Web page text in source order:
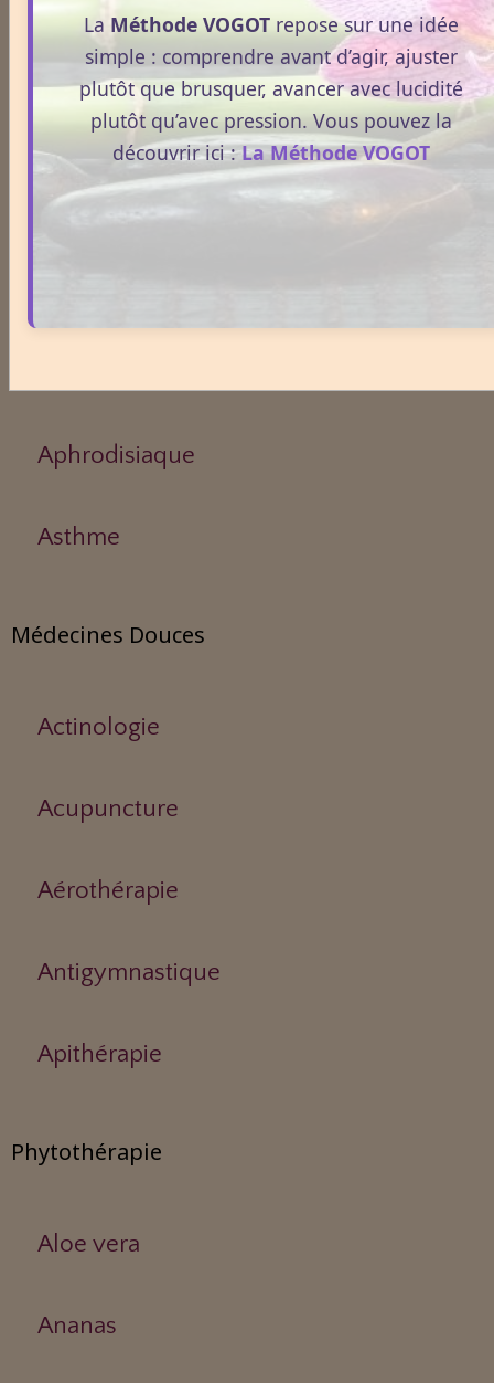
Médecines Holistiques
Plantes / affections
Acouphènes
Aphrodisiaque
Asthme
Médecines Douces
Actinologie
Acupuncture
Aérothérapie
Antigymnastique
Apithérapie
Phytothérapie
Aloe vera
Ananas
La Méthode VOGOTrepose sur une idée
simple : comprendre avant d’agir, ajuster
plutôt que brusquer, avancer avec lucidité
plutôt qu’avec pression. Vous pouvez la
découvrir ici :La Méthode VOGOT